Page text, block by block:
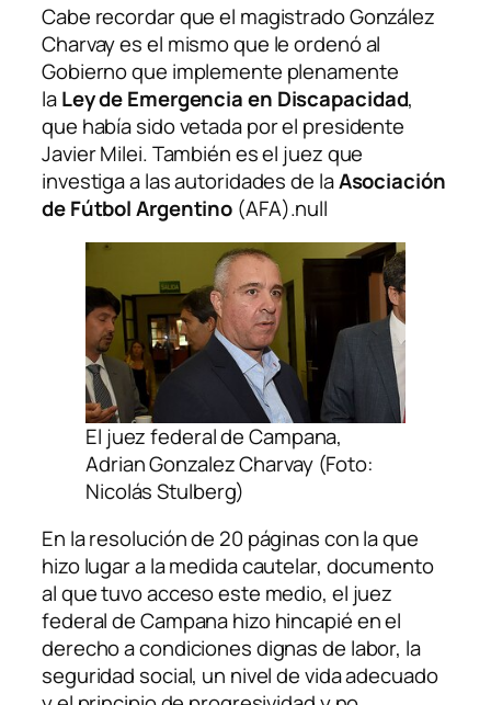
Cabe recordar que el magistrado González
Charvay es el mismo que le ordenó al
Gobierno que implemente plenamente
laLey de Emergencia en Discapacidad,
que había sido vetada por el presidente
Javier Milei. También es el juez que
investiga a las autoridades de laAsociación
de Fútbol Argentino (AFA).null
El juez federal de Campana,
Adrian Gonzalez Charvay (Foto:
Nicolás Stulberg)
En la resolución de 20 páginas con la que
hizo lugar a la medida cautelar, documento
al que tuvo acceso este medio, el juez
federal de Campana hizo hincapié en el
derecho a condiciones dignas de labor, la
seguridad social, un nivel de vida adecuado